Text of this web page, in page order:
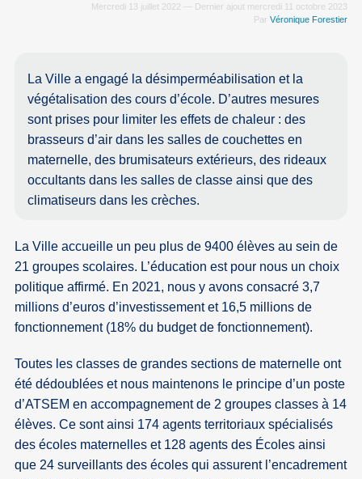
Mercredi 13 juillet 2022 — Dernier ajout mercredi 11 octobre 2023
Par Véronique Forestier
La Ville a engagé la désimperméabilisation et la
végétalisation des cours d’école. D’autres mesures
sont prises pour limiter les effets de chaleur : des
brasseurs d’air dans les salles de couchettes en
maternelle, des brumisateurs extérieurs, des rideaux
occultants dans les salles de classe ainsi que des
climatiseurs dans les crèches.
La Ville accueille un peu plus de 9400 élèves au sein de
21 groupes scolaires. L’éducation est pour nous un choix
politique affirmé. En 2021, nous y avons consacré 3,7
millions d’euros d’investissement et 16,5 millions de
fonctionnement (18% du budget de fonctionnement).
Toutes les classes de grandes sections de maternelle ont
été dédoublées et nous maintenons le principe d’un poste
d’ATSEM en accompagnement de 2 groupes classes à 14
élèves. Ce sont ainsi 174 agents territoriaux spécialisés
des écoles maternelles et 128 agents des Écoles ainsi
que 24 surveillants des écoles qui assurent l’encadrement